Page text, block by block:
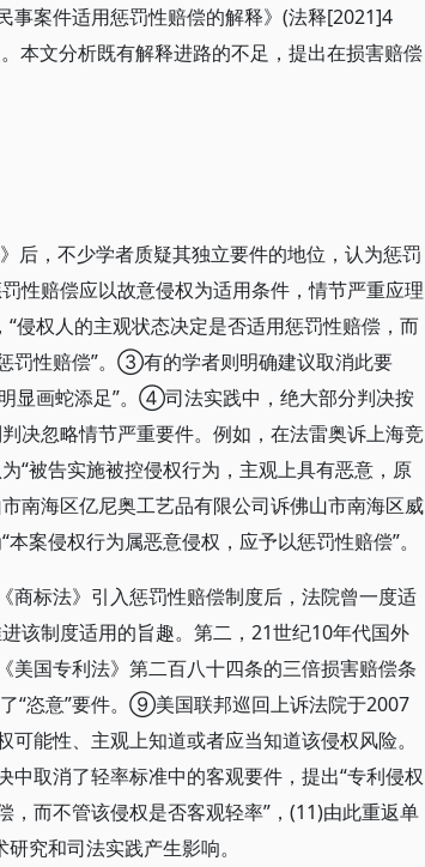
事案件适用惩罚性赔偿的解释》(法释[2021]4
本文分析既有解释进路的不足，提出在损害赔偿
后，不少学者质疑其独立要件的地位，认为惩罚
性赔偿应以故意侵权为适用条件，情节严重应理
权人的主观状态决定是否适用惩罚性赔偿，而
罚性赔偿”。③有的学者则明确建议取消此要
明显画蛇添足”。④司法实践中，绝大部分判决按
决忽略情节严重要件。例如，在法雷奥诉上海竞
被告实施被控侵权行为，主观上具有恶意，原
南海区亿尼奥工艺品有限公司诉佛山市南海区威
案侵权行为属恶意侵权，应予以惩罚性赔偿”。
商标法》引入惩罚性赔偿制度后，法院曾一度适
该制度适用的旨趣。第二，21世纪10年代国外
国专利法》第二百八十四条的三倍损害赔偿条
“恣意”要件。⑨美国联邦巡回上诉法院于2007
能性、主观上知道或者应当知道该侵权风险。
取消了轻率标准中的客观要件，提出“专利侵权
而不管该侵权是否客观轻率”，(11)由此重返单
究和司法实践产生影响。